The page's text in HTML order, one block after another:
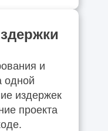
и
одной
издержек
проекта